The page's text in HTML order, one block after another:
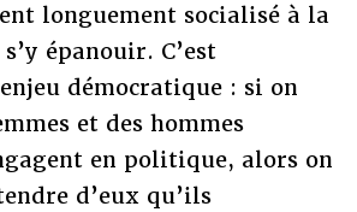
longuement socialisé à la
épanouir. C’est
démocratique : si on
et des hommes
en politique, alors on
d’eux qu’ils